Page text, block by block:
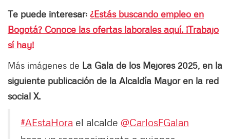
Te puede interesar: ¿Estás buscando empleo en
Bogotá? Conoce las ofertas laborales aquí. ¡Trabajo
sí hay!
Más imágenes de La Gala de los Mejores 2025, en la
siguiente publicación de la Alcaldía Mayor en la red
social X.
#AEstaHora el alcalde @CarlosFGalan